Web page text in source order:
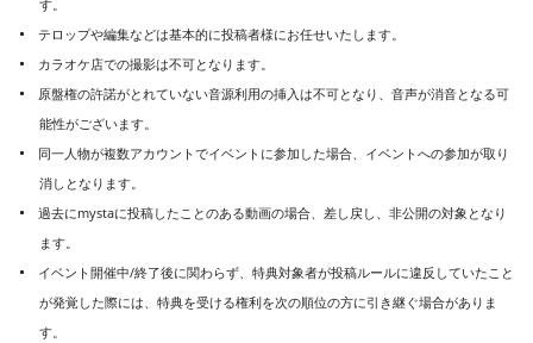
す。
テロップや編集などは基本的に投稿者様にお任せいたします。
カラオケ店での撮影は不可となります。
原盤権の許諾がとれていない音源利用の挿入は不可となり、音声が消音となる可
能性がございます。
同一人物が複数アカウントでイベントに参加した場合、イベントへの参加が取り
消しとなります。
過去にmystaに投稿したことのある動画の場合、差し戻し、非公開の対象となり
ます。
イベント開催中/終了後に関わらず、特典対象者が投稿ルールに違反していたこと
が発覚した際には、特典を受ける権利を次の順位の方に引き継ぐ場合がありま
す。